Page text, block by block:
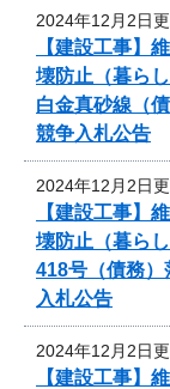
2024年12月2日
【建設工事
壊防止（暮ら
白金真砂線（
競争入札公告
2024年12月2日
【建設工事
壊防止（暮ら
418号（債務）
入札公告
2024年12月2日
【建設工事